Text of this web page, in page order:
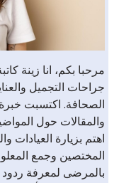
مرحبا بكم، انا زينة
جراحات التجميل
الصحافة. اكتسبت
والمقالات حول
اهتم بزيارة العيادات
المختصين وجمع
بالمرضى لمعرفة ردود